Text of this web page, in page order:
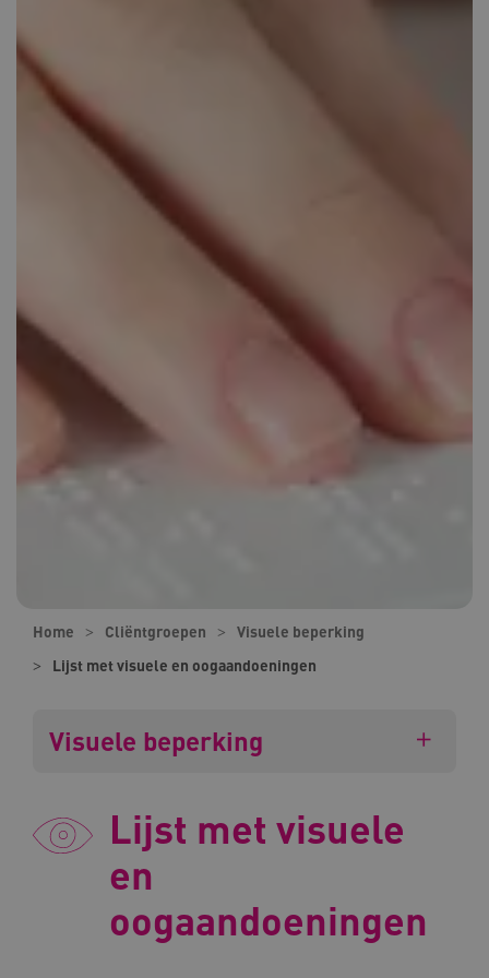
Home Cliëntgroepen
Visuele beperking
Lijst met visuele en oogaandoeningen
Visuele beperking
Lijst met visuele
en
oogaandoeningen